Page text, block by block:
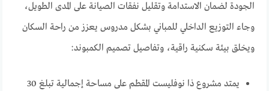
الجودة لضمان الاستدامة وتقليل نفقات الصيانة على المدى الطويل،
وجاء التوزيع الداخلي للمباني بشكل مدروس يعزز من راحة السكان
ويخلق بيئة سكنية راقية، وتفاصيل تصميم الكمبوند:
يمتد مشروع ذا نوفليست المقطم على مساحة إجمالية تبلغ 30